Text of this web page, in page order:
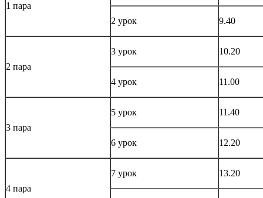
1 пара
2 урок 9.40
2 пара
3 урок 10.20
4 урок 11.00
3 пара
5 урок 11.40
6 урок 12.20
4 пара
7 урок 13.20